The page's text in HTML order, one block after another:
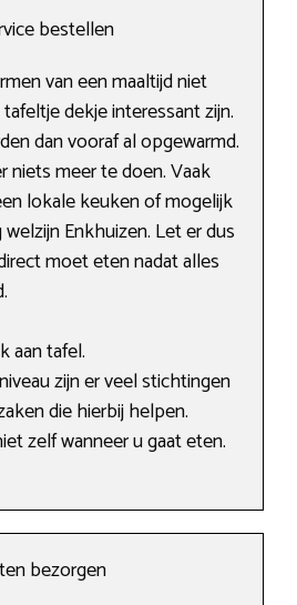
bestellen
van een maaltijd niet
dekje interessant zijn.
dan vooraf al opgewarmd.
niets meer te doen. Vaak
lokale keuken of mogelijk
Enkhuizen. Let er dus
moet eten nadat alles
aan tafel.
zijn er veel stichtingen
die hierbij helpen.
zelf wanneer u gaat eten.
bezorgen